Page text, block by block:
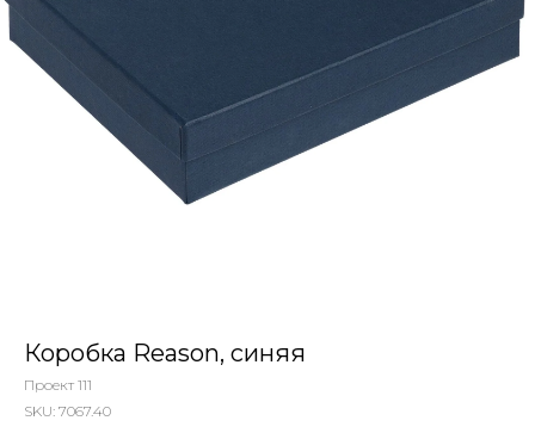
Коробка Reason, синяя
Проект 111
SKU: 7067.40